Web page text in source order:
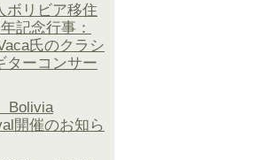
ボリビア移住
記念行事：
氏のクラシ
ターコンサー
Bolivia
開催のお知ら